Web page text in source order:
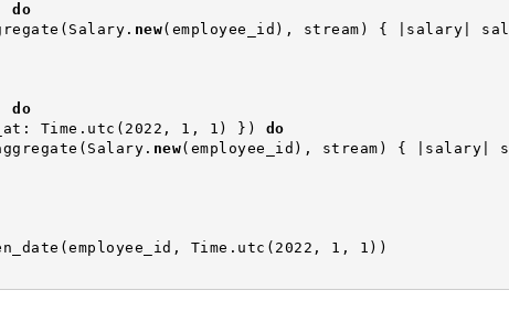
do
new(employee_id), stream) { |salary| sal
do
Time.utc(2022, 1, 1) }) do
new(employee_id), stream) { |salary| s
Time.utc(2022, 1, 1))